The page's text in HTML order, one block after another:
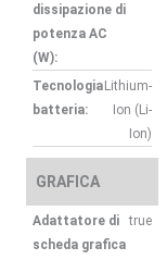
dissipazione di
potenza AC
(W):
Tecnologia
batteria:
Lithium-
Ion (Li-
Ion)
GRAFICA
Adattatore di
scheda grafica
true